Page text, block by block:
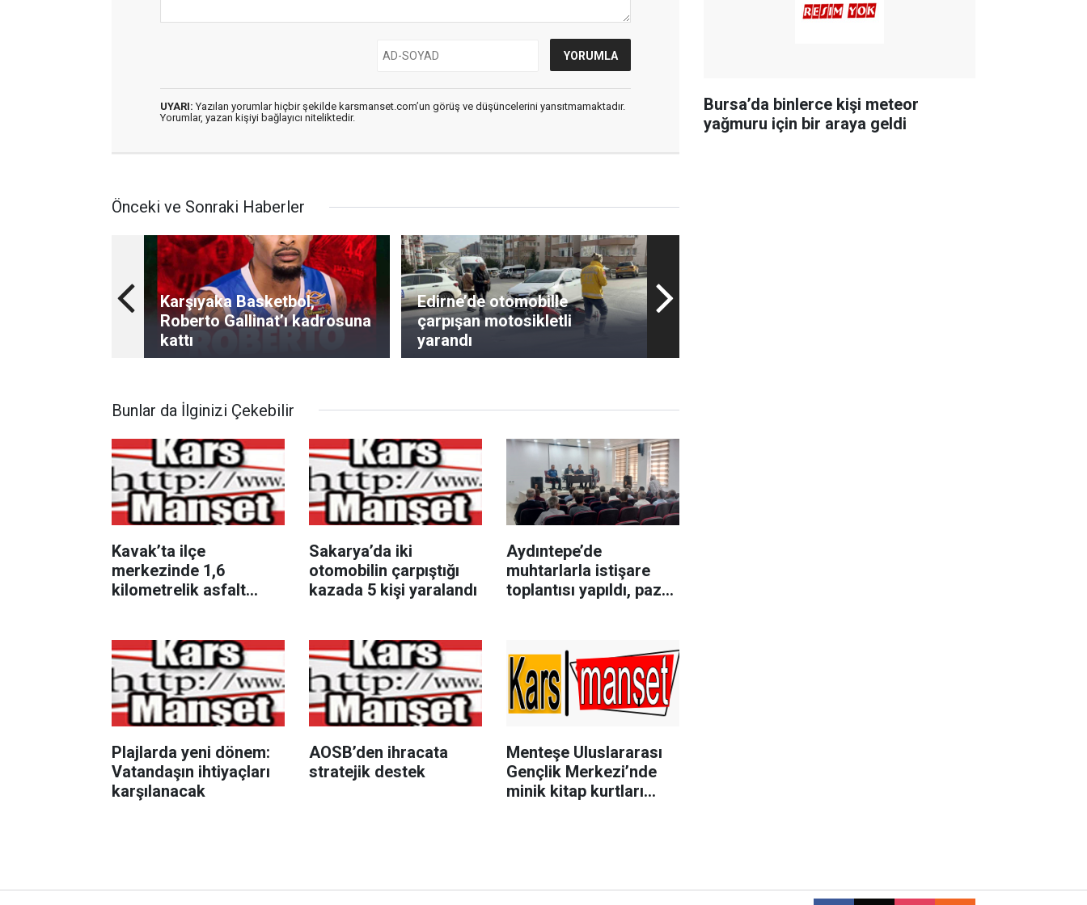
UYARI: Yazılan yorumlar hiçbir şekilde karsmanset.com’un görüş ve düşüncelerini yansıtmamaktadır.
Yorumlar, yazan kişiyi bağlayıcı niteliktedir.
Önceki ve Sonraki Haberler
Karşıyaka Basketbol,
Roberto Gallinat’ı kadrosuna
kattı
Edirne’de otomobille
çarpışan motosikletli
yarandı
Bunlar da İlginizi Çekebilir
Kavak’ta ilçe
merkezinde 1,6
kilometrelik asfalt
Sakarya’da iki
otomobilin çarpıştığı
kazada 5 kişi yaralandı
Aydıntepe’de
muhtarlarla istişare
toplantısı yapıldı, pazar
Plajlarda yeni dönem:
Vatandaşın ihtiyaçları
karşılanacak
AOSB’den ihracata
stratejik destek
Menteşe Uluslararası
Gençlik Merkezi’nde
minik kitap kurtları
Bursa’da binlerce kişi meteor
yağmuru için bir araya geldi